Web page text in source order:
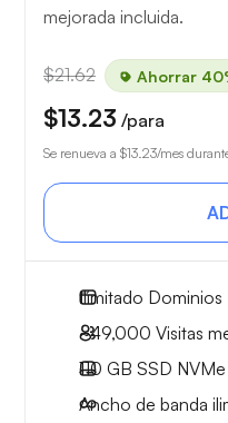
mejorada incluida.
$21.62 Ahorrar
$13.23 /para
Se renueva a $13.23/mes
Ilimitado Dominios
~49,000 Visitas
110 GB SSD NVMe
Ancho de banda